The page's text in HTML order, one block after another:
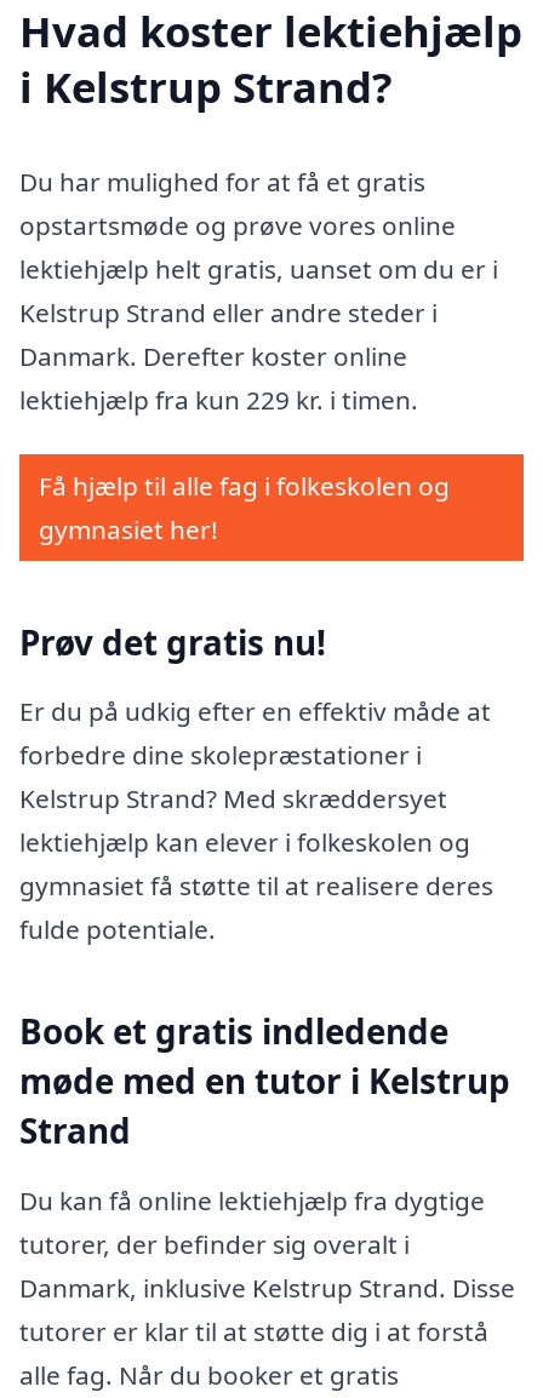
Hvad koster lektiehjælp
i Kelstrup Strand?
Du har mulighed for at få et gratis
opstartsmøde og prøve vores online
lektiehjælp helt gratis, uanset om du er i
Kelstrup Strand eller andre steder i
Danmark. Derefter koster online
lektiehjælp fra kun 229 kr. i timen.
Få hjælp til alle fag i folkeskolen og
gymnasiet her!
Prøv det gratis nu!
Er du på udkig efter en effektiv måde at
forbedre dine skolepræstationer i
Kelstrup Strand? Med skræddersyet
lektiehjælp kan elever i folkeskolen og
gymnasiet få støtte til at realisere deres
fulde potentiale.
Book et gratis indledende
møde med en tutor i Kelstrup
Strand
Du kan få online lektiehjælp fra dygtige
tutorer, der befinder sig overalt i
Danmark, inklusive Kelstrup Strand. Disse
tutorer er klar til at støtte dig i at forstå
alle fag. Når du booker et gratis